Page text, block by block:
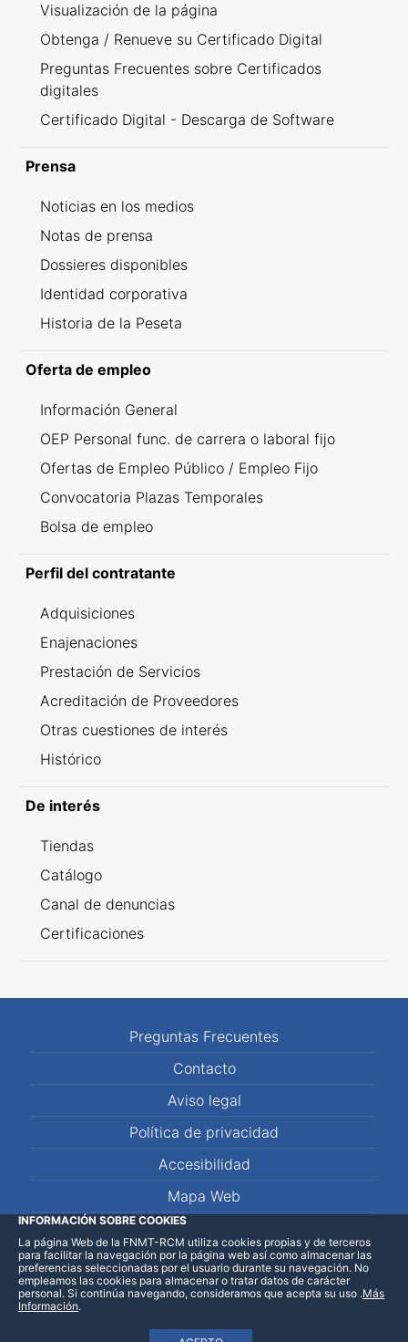
Visualización de la página
Obtenga / Renueve su Certificado Digital
Preguntas Frecuentes sobre Certificados
digitales
Certificado Digital - Descarga de Software
Prensa
Noticias en los medios
Notas de prensa
Dossieres disponibles
Identidad corporativa
Historia de la Peseta
Oferta de empleo
Información General
OEP Personal func. de carrera o laboral fijo
Ofertas de Empleo Público / Empleo Fijo
Convocatoria Plazas Temporales
Bolsa de empleo
Perfil del contratante
Adquisiciones
Enajenaciones
Prestación de Servicios
Acreditación de Proveedores
Otras cuestiones de interés
Histórico
De interés
Tiendas
Catálogo
Canal de denuncias
Certificaciones
Preguntas Frecuentes
Contacto
Aviso legal
Política de privacidad
Accesibilidad
Mapa Web
LinkedInFacebookWhatsApp
INFORMACIÓN SOBRE COOKIES
La página Web de la FNMT-RCM utiliza cookies propias y de terceros
para facilitar la navegación por la página web así como almacenar las
preferencias seleccionadas por el usuario durante su navegación. No
empleamos las cookies para almacenar o tratar datos de carácter
personal. Si continúa navegando, consideramos que acepta su uso .Más
Información.